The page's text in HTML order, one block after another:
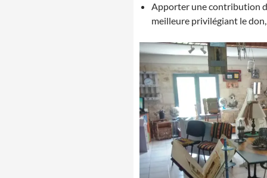
Apporter une contribution
meilleure privilégiant le